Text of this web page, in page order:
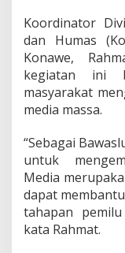
Koordinator
dan Humas
Konawe,
kegiatan ini
masyarakat
media massa.
“Sebagai
untuk
Media
dapat
tahapan
kata Rahmat.